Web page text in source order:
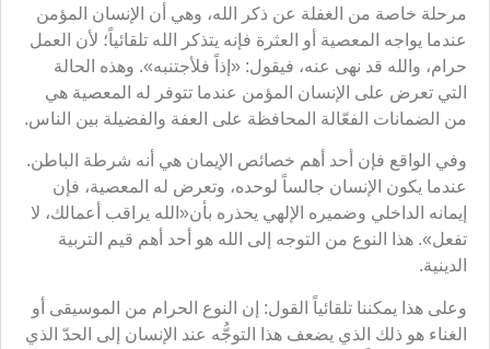
مرحلة خاصة من الغفلة عن ذكر الله، وهي أن الإنسان المؤمن
عندما يواجه المعصية أو العثرة فإنه يتذكر الله تلقائياً؛ لأن العمل
حرام، والله قد نهى عنه، فيقول: «إذاً فلأجتنبه». وهذه الحالة
التي تعرض على الإنسان المؤمن عندما تتوفر له المعصية هي
من الضمانات الفعّالة المحافظة على العفة والفضيلة بين الناس.
وفي الواقع فإن أحد أهم خصائص الإيمان هي أنه شرطة الباطن.
عندما يكون الإنسان جالساً لوحده، وتعرض له المعصية، فإن
إيمانه الداخلي وضميره الإلهي يحذره بأن«الله يراقب أعمالك، لا
تفعل». هذا النوع من التوجه إلى الله هو أحد أهم قيم التربية
الدينية.
وعلى هذا يمكننا تلقائياً القول: إن النوع الحرام من الموسيقى أو
الغناء هو ذلك الذي يضعف هذا التوجُّه عند الإنسان إلى الحدّ الذي